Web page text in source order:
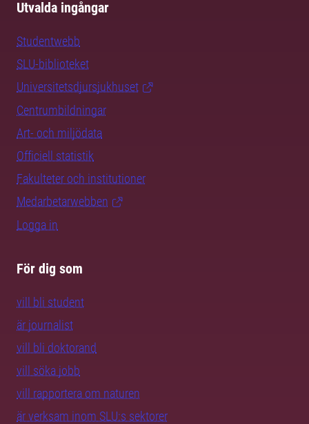
Utvalda ingångar
Studentwebb
SLU-biblioteket
Universitetsdjursjukhuset
Centrumbildningar
Art- och miljödata
Officiell statistik
Fakulteter och institutioner
Medarbetarwebben
Logga in
För dig som
vill bli student
är journalist
vill bli doktorand
vill söka jobb
vill rapportera om naturen
är verksam inom SLU:s sektorer